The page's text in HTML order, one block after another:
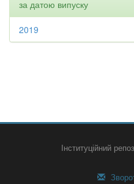
за датою випуску
2019
Інституційний